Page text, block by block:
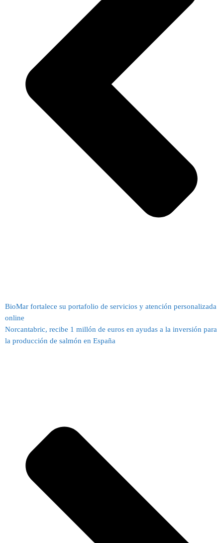
BioMar fortalece su portafolio de servicios y atención personalizada
online
Norcantabric, recibe 1 millón de euros en ayudas a la inversión para
la producción de salmón en España